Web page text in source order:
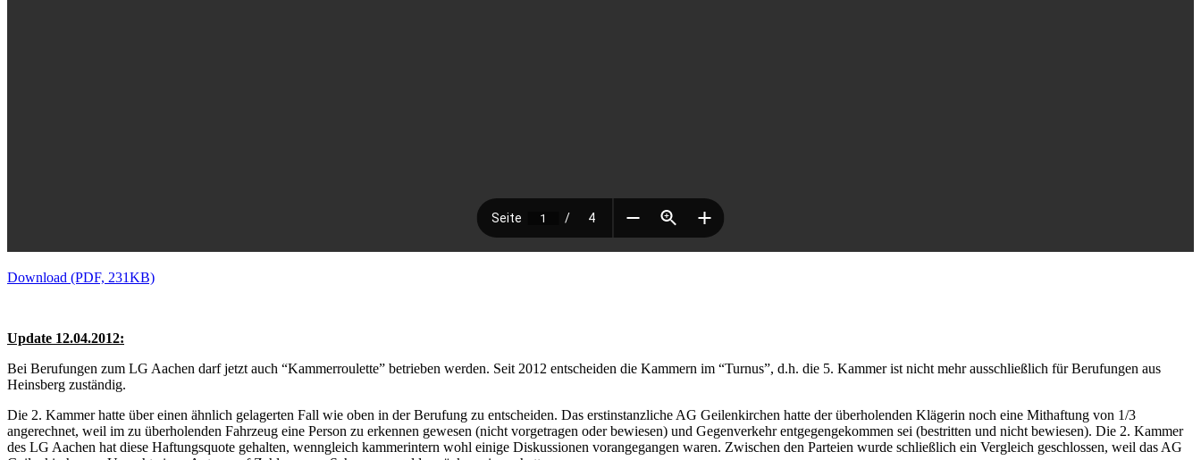
Download (PDF, 231KB)
Update 12.04.2012:
Bei Berufungen zum LG Aachen darf jetzt auch “Kammerroulette” betrieben werden. Seit 2012 entscheiden die Kammern im “Turnus”, d.h. die 5. Kammer ist nicht mehr ausschließlich für Berufungen aus
Heinsberg zuständig.
Die 2. Kammer hatte über einen ähnlich gelagerten Fall wie oben in der Berufung zu entscheiden. Das erstinstanzliche AG Geilenkirchen hatte der überholenden Klägerin noch eine Mithaftung von 1/3
angerechnet, weil im zu überholenden Fahrzeug eine Person zu erkennen gewesen (nicht vorgetragen oder bewiesen) und Gegenverkehr entgegengekommen sei (bestritten und nicht bewiesen). Die 2. Kammer
des LG Aachen hat diese Haftungsquote gehalten, wenngleich kammerintern wohl einige Diskussionen vorangegangen waren. Zwischen den Parteien wurde schließlich ein Vergleich geschlossen, weil das AG